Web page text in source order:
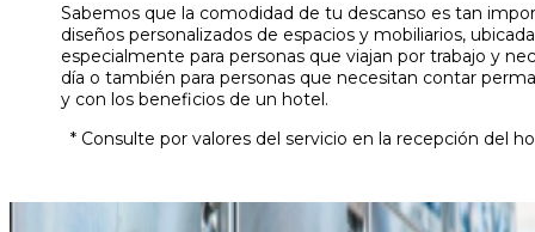
Sabemos que la comodidad de tu descanso es tan
diseños personalizados de espacios y mobiliarios,
especialmente para personas que viajan por trabajo y
día o también para personas que necesitan contar
y con los beneficios de un hotel.
* Consulte por valores del servicio en la recepción del